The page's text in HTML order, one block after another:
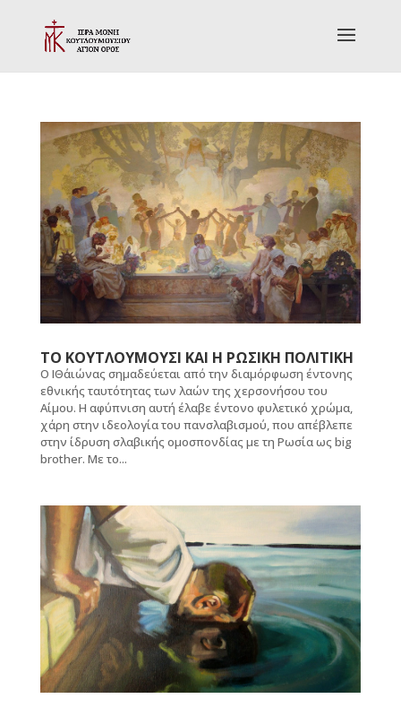
ΤΟ ΚΟΥΤΛΟΥΜΟΥΣΙ ΚΑΙ Η ΡΩΣΙΚΗ ΠΟΛΙΤΙΚΗ
Ο ΙΘ΄αιώνας σημαδεύεται από την διαμόρφωση έντονης
εθνικής ταυτότητας των λαών της χερσονήσου του
Αίμου. Η αφύπνιση αυτή έλαβε έντονο φυλετικό χρώμα,
χάρη στην ιδεολογία του πανσλαβισμού, που απέβλεπε
στην ίδρυση σλαβικής ομοσπονδίας με τη Ρωσία ως big
brother. Με το...